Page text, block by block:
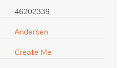
46202339
Andersen
Create Me